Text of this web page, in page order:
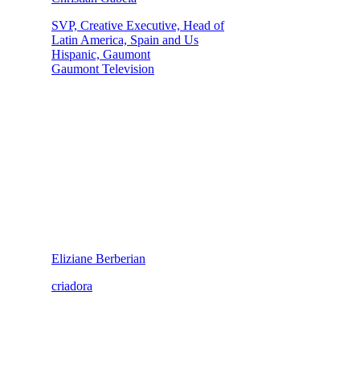
SVP, Creative Executive, Head of
Latin America, Spain and Us
Hispanic, Gaumont
Gaumont Television
Eliziane Berberian
criadora